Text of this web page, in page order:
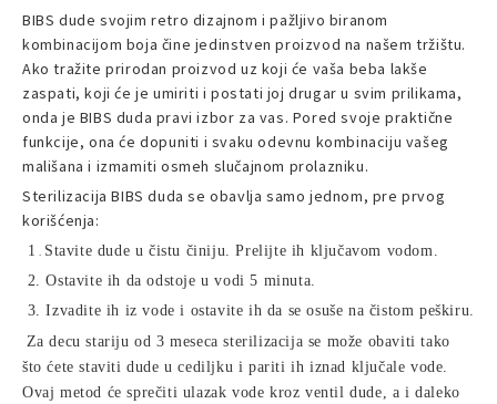
BIBS dude svojim retro dizajnom i pažljivo biranom
kombinacijom boja čine jedinstven proizvod na našem tržištu.
Ako tražite prirodan proizvod uz koji će vaša beba lakše
zaspati, koji će je umiriti i postati joj drugar u svim prilikama,
onda je BIBS duda pravi izbor za vas. Pored svoje praktične
funkcije, ona će dopuniti i svaku odevnu kombinaciju vašeg
mališana i izmamiti osmeh slučajnom prolazniku.
Sterilizacija BIBS duda se obavlja samo jednom, pre prvog
korišćenja:
1 . Stavite dude u čistu činiju. Prelijte ih ključavom vodom.
2.Ostavite ih da odstoje u vodi 5 minuta.
3.Izvadite ih iz vode i ostavite ih da se osuše na čistom peškiru.
Za decu stariju od 3 meseca sterilizacija se može obaviti tako
što ćete staviti dude u cediljku i pariti ih iznad ključale vode.
Ovaj metod će sprečiti ulazak vode kroz ventil dude, a i daleko